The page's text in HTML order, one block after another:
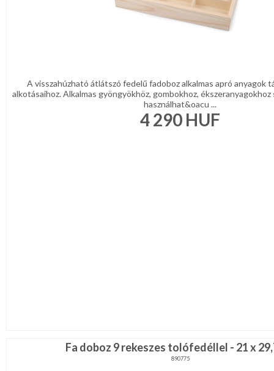
A visszahúzható átlátszó fedelű fadoboz alkalmas apró anyagok
alkotásaihoz. Alkalmas gyöngyökhöz, gombokhoz,
használhat&oacu ...
4 290 HUF
Fa doboz 9 rekeszes tolófedéllel - 21 x
890775